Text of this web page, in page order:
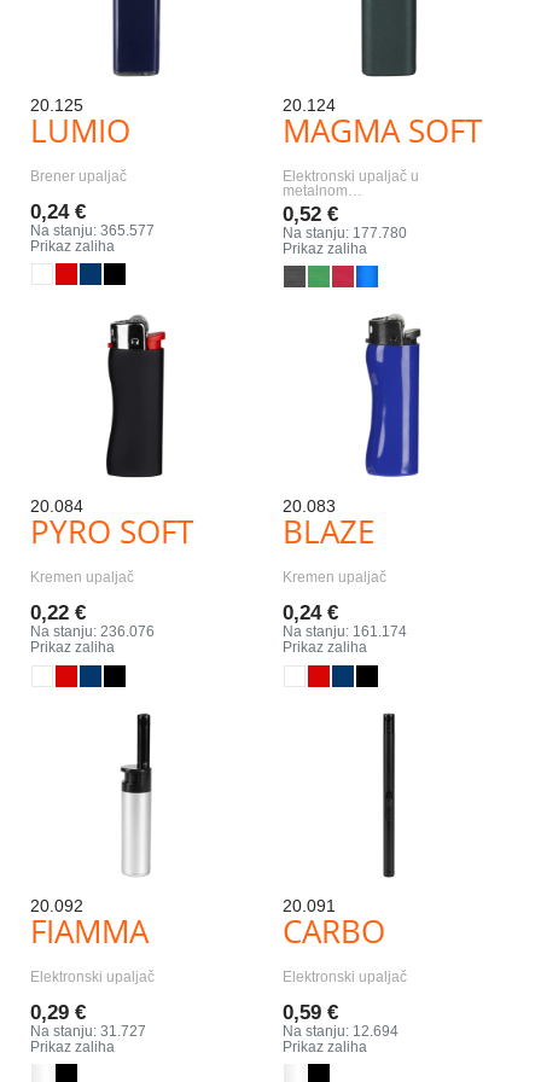
20.125
LUMIO
Brener upaljač
0,24 €
Na stanju: 365.577
Prikaz zaliha
20.124
MAGMA SOFT
Elektronski upaljač u
metalnom…
0,52 €
Na stanju: 177.780
Prikaz zaliha
20.084
PYRO SOFT
Kremen upaljač
0,22 €
Na stanju: 236.076
Prikaz zaliha
20.083
BLAZE
Kremen upaljač
0,24 €
Na stanju: 161.174
Prikaz zaliha
20.092
FIAMMA
Elektronski upaljač
0,29 €
Na stanju: 31.727
Prikaz zaliha
20.091
CARBO
Elektronski upaljač
0,59 €
Na stanju: 12.694
Prikaz zaliha